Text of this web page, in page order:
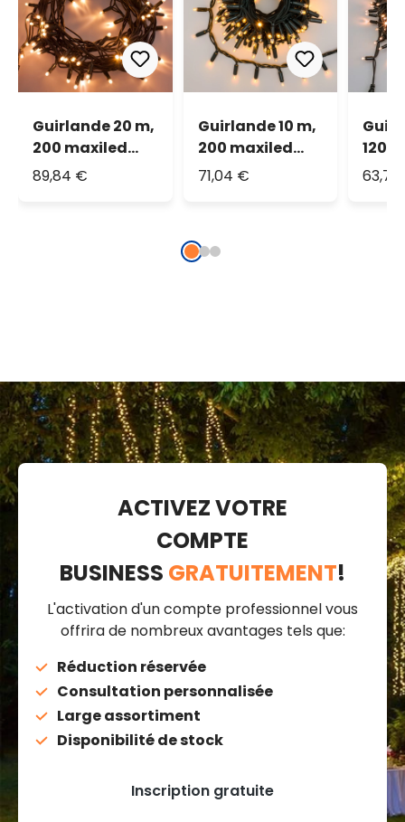
Guirlande 20 m,
200 maxiled
blanc chaud,
89,84 €
Guirlande 10 m,
200 maxiled
blanc chaud,
71,04 €
120
ACTIVEZ VOTRE
COMPTE
BUSINESS GRATUITEMENT!
L'activation d'un compte professionnel vous
offrira de nombreux avantages tels que:
Réduction réservée
Consultation personnalisée
Large assortiment
Disponibilité de stock
Inscription gratuite